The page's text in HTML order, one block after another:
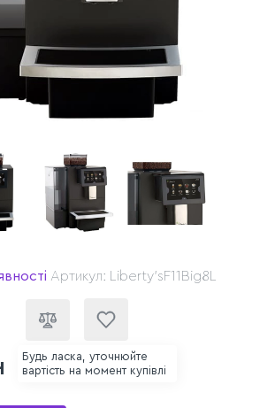
Артикул: Liberty'sF11Big8L
Будь ласка, уточнюйте
вартість на момент купівлі